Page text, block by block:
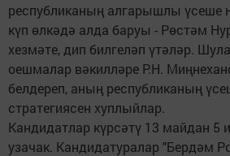
республиканың алгарышлы үсеше
күп өлкәдә алда баруы - Рөстәм
хезмәте, дип билгеләп үтәләр.
оешмалар вәкилләре Р.Н.
белдереп, аның республиканың
стратегиясен хуплыйлар.
Кандидатлар күрсәтү 13 майдан 5
узачак. Кандидатуралар "Бердәм